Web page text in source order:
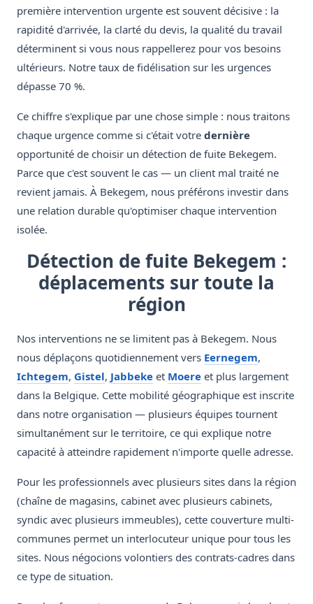
première intervention urgente est souvent décisive : la
rapidité d'arrivée, la clarté du devis, la qualité du travail
déterminent si vous nous rappellerez pour vos besoins
ultérieurs. Notre taux de fidélisation sur les urgences
dépasse 70 %.
Ce chiffre s'explique par une chose simple : nous traitons
chaque urgence comme si c'était votre dernière
opportunité de choisir un détection de fuite Bekegem.
Parce que c'est souvent le cas — un client mal traité ne
revient jamais. À Bekegem, nous préférons investir dans
une relation durable qu'optimiser chaque intervention
isolée.
Détection de fuite Bekegem :
déplacements sur toute la
région
Nos interventions ne se limitent pas à Bekegem. Nous
nous déplaçons quotidiennement vers Eernegem,
Ichtegem, Gistel, Jabbeke et Moere et plus largement
dans la Belgique. Cette mobilité géographique est inscrite
dans notre organisation — plusieurs équipes tournent
simultanément sur le territoire, ce qui explique notre
capacité à atteindre rapidement n'importe quelle adresse.
Pour les professionnels avec plusieurs sites dans la région
(chaîne de magasins, cabinet avec plusieurs cabinets,
syndic avec plusieurs immeubles), cette couverture multi-
communes permet un interlocuteur unique pour tous les
sites. Nous négocions volontiers des contrats-cadres dans
ce type de situation.